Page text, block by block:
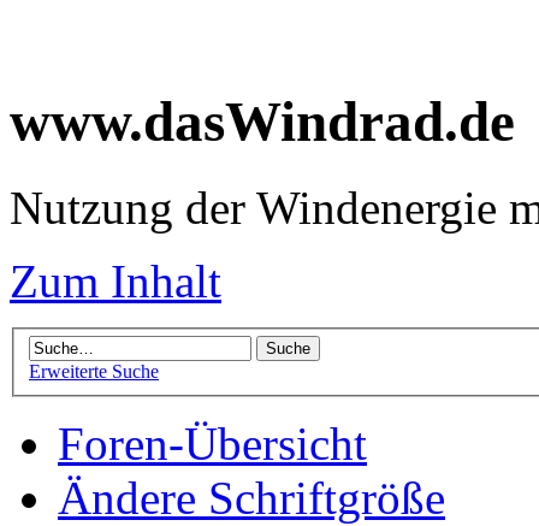
www.dasWindrad.de
Nutzung der Windenergie
Zum Inhalt
Erweiterte Suche
Foren-Übersicht
Ändere Schriftgröße